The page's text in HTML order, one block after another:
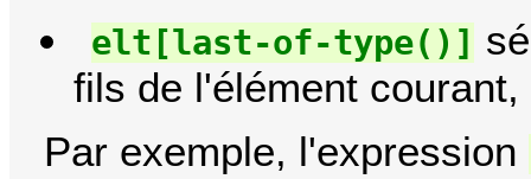
elt[last-of-type()]
fils de l'élément
Par exemple, l'expression